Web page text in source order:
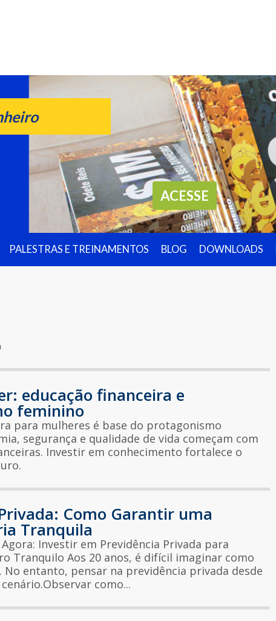
ACESSE
PALESTRAS E TREINAMENTOS BLOG DOWNLOADS
educação financeira e
feminino
para mulheres é base do protagonismo
segurança e qualidade de vida começam com
Investir em conhecimento fortalece o
Como Garantir uma
Tranquila
Investir em Previdência Privada para
Tranquilo Aos 20 anos, é difícil imaginar como
No entanto, pensar na previdência privada desde
como...